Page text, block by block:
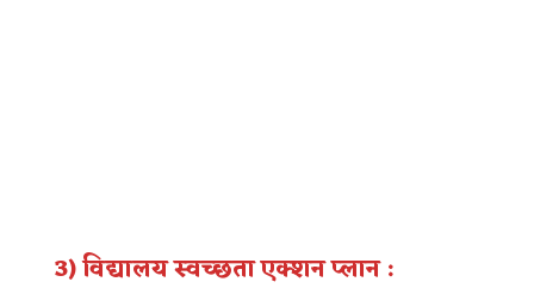
3) विद्यालय स्वच्छता एक्शन प्लान :